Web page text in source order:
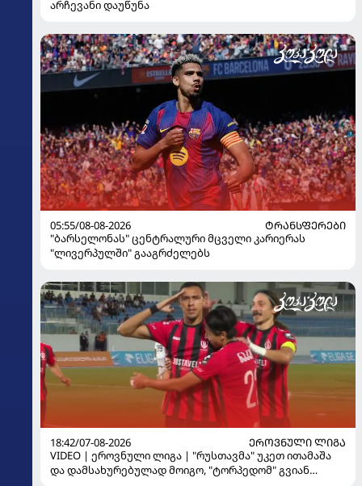
არჩევანი დაუწუნა
05:55/08-08-2026
ᲢᲠᲐᲜᲡᲤᲔᲠᲔᲑᲘ
"ბარსელონას" ცენტრალური მცველი კარიერას
"ლივერპულში" გააგრძელებს
18:42/07-08-2026
ᲔᲠᲝᲕᲜᲣᲚᲘ ᲚᲘᲒᲐ
VIDEO | ეროვნული ლიგა | "რუსთავმა" უკეთ ითამაშა
და დამსახურებულად მოიგო, "ტორპედომ" გვიან